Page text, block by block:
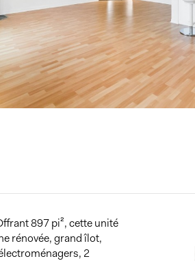
897 pi², cette unité
rénovée, grand îlot,
2